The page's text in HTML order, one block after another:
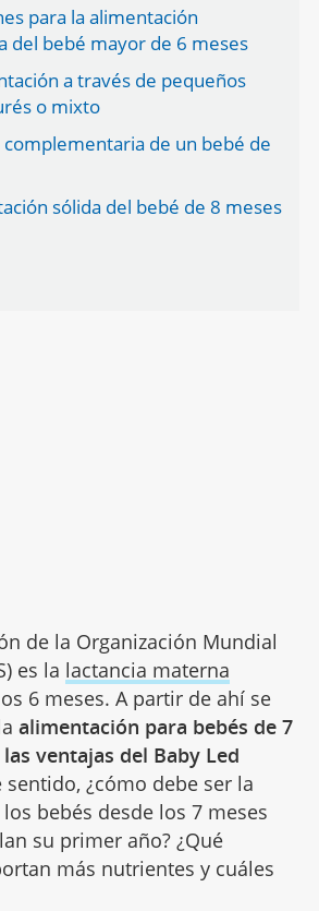
para la alimentación
del bebé mayor de 6 meses
a través de pequeños
o mixto
de un bebé de
sólida del bebé de 8 meses
de la Organización Mundial
es la lactancia materna
6 meses. A partir de ahí se
alimentación para bebés de 7
ventajas del Baby Led
sentido, ¿cómo debe ser la
bebés desde los 7 meses
su primer año? ¿Qué
más nutrientes y cuáles